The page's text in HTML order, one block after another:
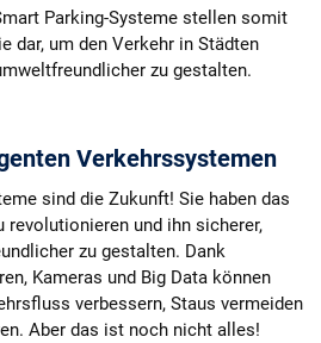
Parking-Systeme stellen somit
dar, um den Verkehr in Städten
zu gestalten.
Verkehrssystemen
sind die Zukunft! Sie haben das
revolutionieren und ihn sicherer,
zu gestalten. Dank
Kameras und Big Data können
verbessern, Staus vermeiden
Aber das ist noch nicht alles!